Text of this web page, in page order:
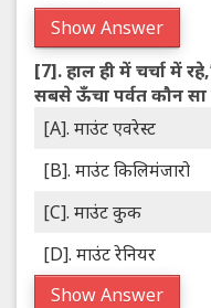
Show Answer
[7].हाल ही में चर्चा में
सबसे ऊँचा पर्वत कौन सा
[A]. माउंट एवरेस्ट
[B]. माउंट किलिमंजारो
[C]. माउंट कुक
[D]. माउंट रेनियर
Show Answer